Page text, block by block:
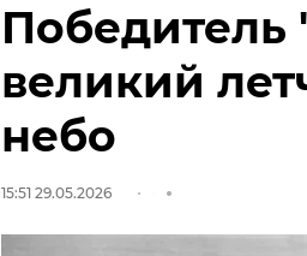
Победитель
великий
небо
15:51 29.05.2026